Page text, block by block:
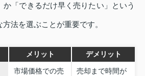
か「できるだけ早く売りたい」という
法を選ぶことが重要です。
メリット デメリット
市場価格での売
売却まで時間が